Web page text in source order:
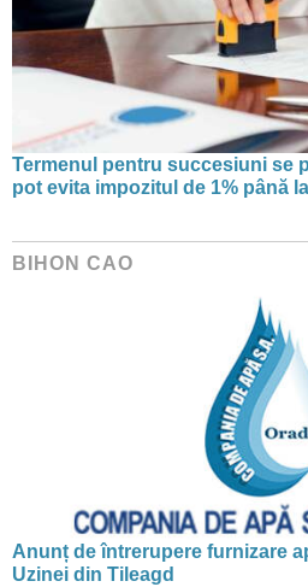
Termenul pentru succesiuni se
pot evita impozitul de 1% până
BIHON CAO
Anunț de întrerupere furnizare
Uzinei din Tileagd